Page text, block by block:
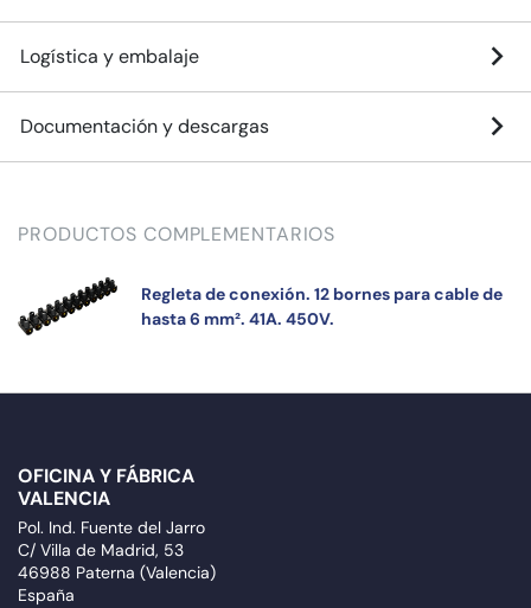
Logística y embalaje
Documentación y descargas
PRODUCTOS COMPLEMENTARIOS
Regleta de conexión. 12 bornes para cable de
hasta 6 mm². 41A. 450V.
OFICINA Y FÁBRICA
VALENCIA
Pol. Ind. Fuente del Jarro
C/ Villa de Madrid, 53
46988 Paterna (Valencia)
España